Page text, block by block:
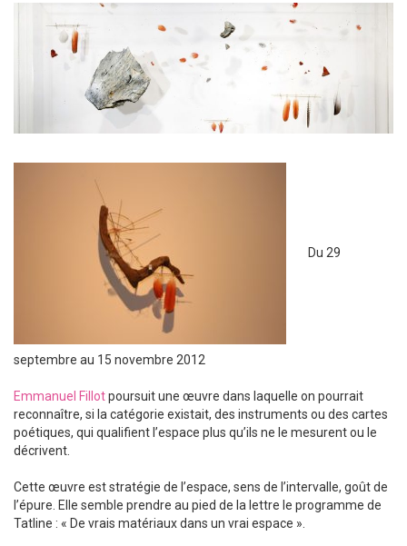
Du 29
septembre au 15 novembre 2012
Emmanuel Fillotpoursuit une œuvre dans laquelle on pourrait
reconnaître, si la catégorie existait, des instruments ou des cartes
poétiques, qui qualifient l’espace plus qu’ils ne le mesurent ou le
décrivent.
Cette œuvre est stratégie de l’espace, sens de l’intervalle, goût de
l’épure. Elle semble prendre au pied de la lettre le programme de
Tatline : « De vrais matériaux dans un vrai espace ».